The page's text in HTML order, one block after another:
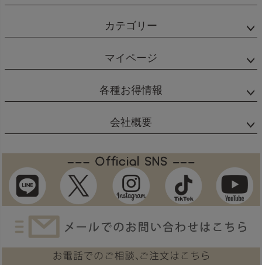
カテゴリー
マイページ
各種お得情報
会社概要